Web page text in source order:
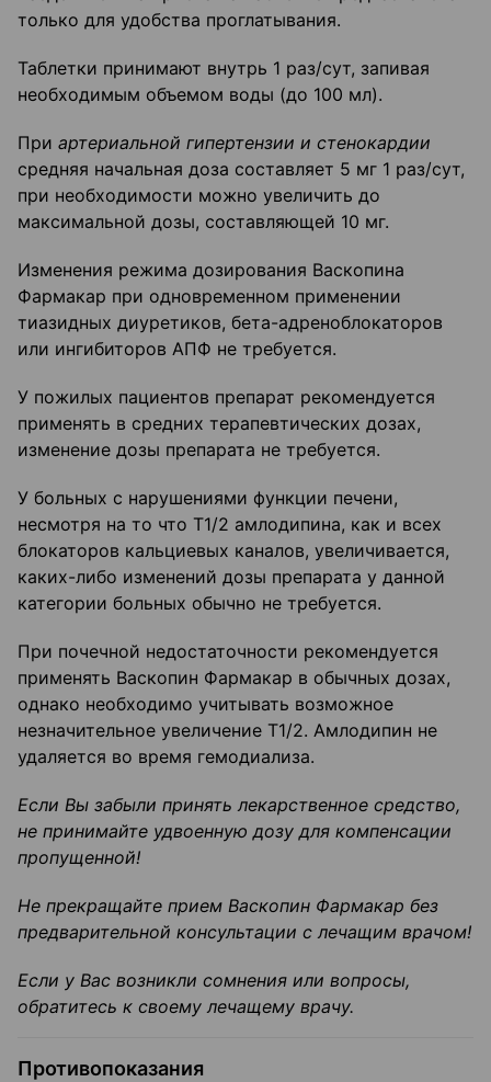
только для удобства проглатывания.
Таблетки принимают внутрь 1 раз/сут, запивая
необходимым объемом воды (до 100 мл).
При артериальной гипертензии и стенокардии
средняя начальная доза составляет 5 мг 1 раз/сут,
при необходимости можно увеличить до
максимальной дозы, составляющей 10 мг.
Изменения режима дозирования Васкопина
Фармакар при одновременном применении
тиазидных диуретиков, бета-адреноблокаторов
или ингибиторов АПФ не требуется.
У пожилых пациентов препарат рекомендуется
применять в средних терапевтических дозах,
изменение дозы препарата не требуется.
У больных с нарушениями функции печени,
несмотря на то что Т1/2 амлодипина, как и всех
блокаторов кальциевых каналов, увеличивается,
каких-либо изменений дозы препарата у данной
категории больных обычно не требуется.
При почечной недостаточности рекомендуется
применять Васкопин Фармакар в обычных дозах,
однако необходимо учитывать возможное
незначительное увеличение Т1/2. Амлодипин не
удаляется во время гемодиализа.
Если Вы забыли принять лекарственное средство,
не принимайте удвоенную дозу для компенсации
пропущенной!
Не прекращайте прием Васкопин Фармакар без
предварительной консультации с лечащим врачом!
Если у Вас возникли сомнения или вопросы,
обратитесь к своему лечащему врачу.
Противопоказания